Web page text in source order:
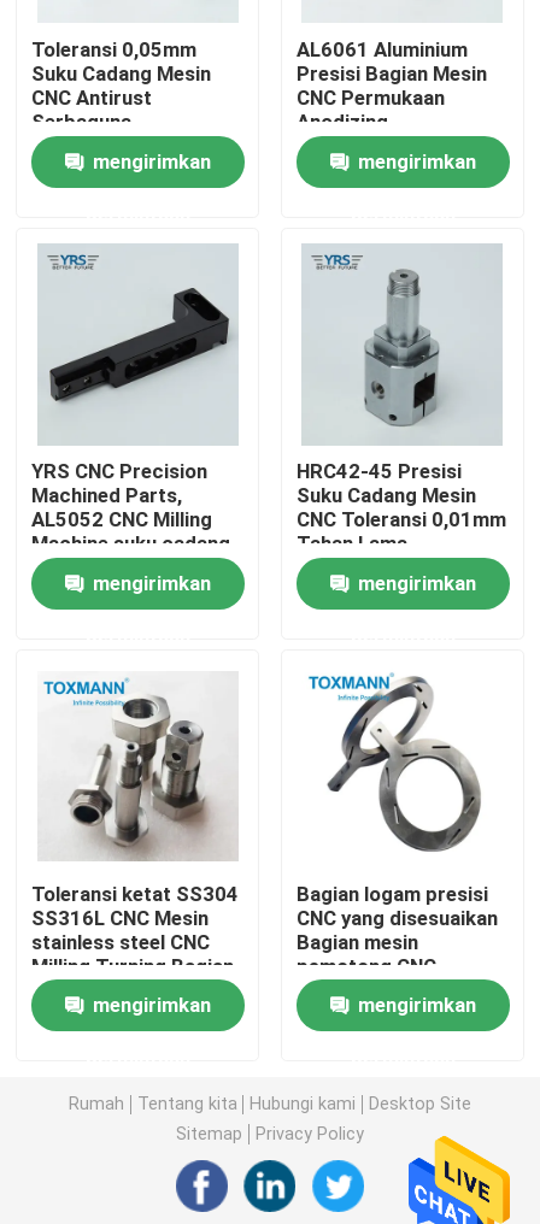
Produk
Tentang kami
Kontrol kualitas
Hubungi kami
Berita
kasus
Suku Cadang Mesin Presisi
Bagian mesin cnc
Bagian Logam Mesin
Mesin Servo Press
Bagian Cetakan Presisi
Bagian mesin bubut cnc
Bagian cetakan plastik
Bagian Cetakan Injeksi
Toleransi 0,05mm
Suku Cadang Mesin
CNC Antirust
Serbaguna
mengirimkan
AL6061 Aluminium
Presisi Bagian Mesin
CNC Permukaan
Anodizing
mengirimkan
YRS CNC Precision
Machined Parts,
AL5052 CNC Milling
Machine suku cadang
mengirimkan
HRC42-45 Presisi
Suku Cadang Mesin
CNC Toleransi 0,01mm
Tahan Lama
mengirimkan
Toleransi ketat SS304
SS316L CNC Mesin
stainless steel CNC
Milling Turning Bagian
Mesin Otomatis
mengirimkan
Bagian logam presisi
CNC yang disesuaikan
Bagian mesin
pemotong CNC
mengirimkan
Rumah Tentang kita Hubungi kami
Desktop Site
Sitemap
Privacy Policy